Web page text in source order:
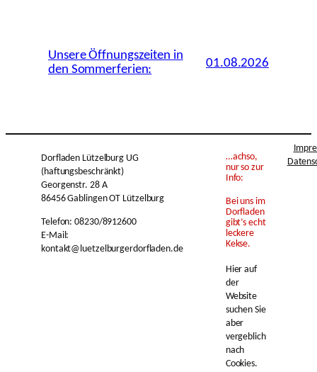
Unsere Öffnungszeiten in
den Sommerferien:
01.08.2026
Dorfladen Lützelburg UG
(haftungsbeschränkt)
Georgenstr. 28 A
86456 Gablingen OT Lützelburg
Telefon: 08230/8912600
E-Mail:
kontakt@luetzelburgerdorfladen.de
…achso,
nur so zur
Info:
Bei uns im
Dorfladen
gibt’s echt
leckere
Kekse.
Hier auf
der
Website
suchen Sie
aber
vergeblich
nach
Cookies.